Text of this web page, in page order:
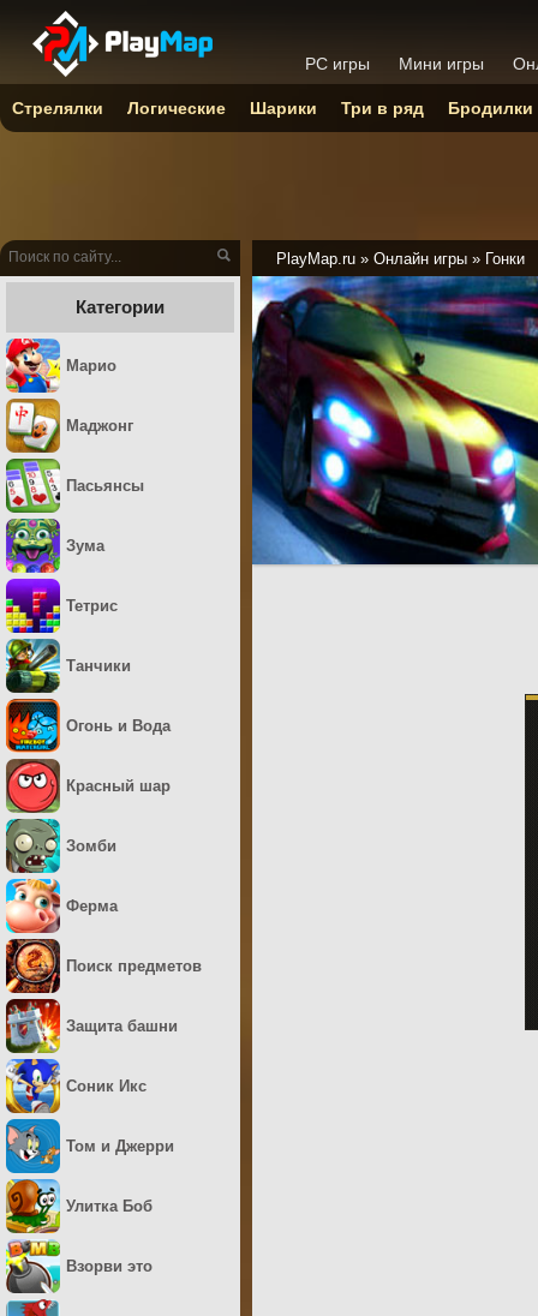
PlayMap.ru » Онлайн игры » Гонки
Категории
Марио
Маджонг
Пасьянсы
Зума
Тетрис
Танчики
Огонь и Вода
Красный шар
Зомби
Ферма
Поиск предметов
Защита башни
Соник Икс
Том и Джерри
Улитка Боб
Взорви это
PC игры Мини игры
Стрелялки Логические Шарики Три в ряд Бродилки